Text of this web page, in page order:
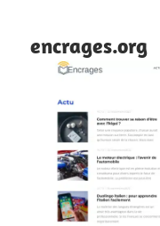
encrages.org